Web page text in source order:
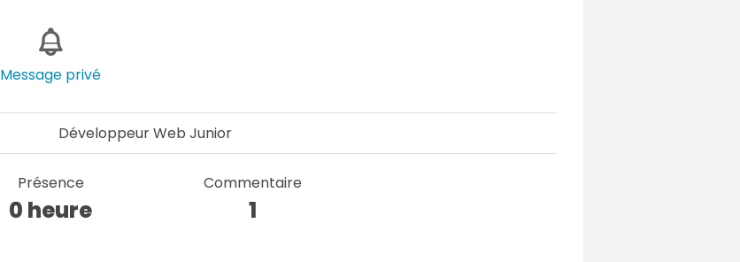
Message privé
Développeur Web Junior
Présence
0 heure
Commentaire
1